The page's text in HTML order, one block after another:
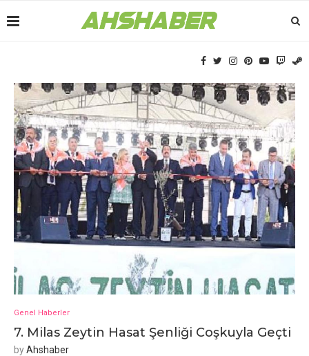
Genel Haberler
7. Milas Zeytin Hasat Şenliği Coşkuyla Geçti
byAhshaber